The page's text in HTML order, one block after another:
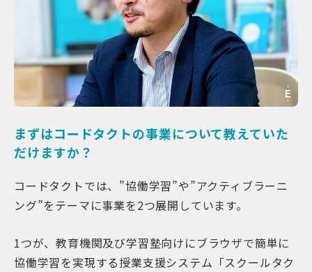
まずはコードタクトの事業について教えていた
だけますか？
コードタクトでは、”協働学習”や”アクティブラーニ
ング”をテーマに事業を2つ展開しています。
1つが、教育機関及び学習塾向けにブラウザで簡単に
協働学習を実現する授業支援システム「スクールタク